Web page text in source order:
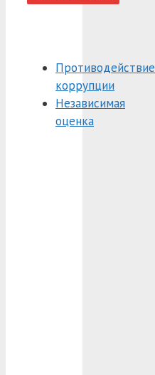
Противодействие
коррупции
Независимая
оценка